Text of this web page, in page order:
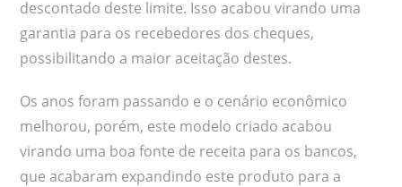
descontado deste limite. Isso acabou virando uma
garantia para os recebedores dos cheques,
possibilitando a maior aceitação destes.
Os anos foram passando e o cenário econômico
melhorou, porém, este modelo criado acabou
virando uma boa fonte de receita para os bancos,
que acabaram expandindo este produto para a